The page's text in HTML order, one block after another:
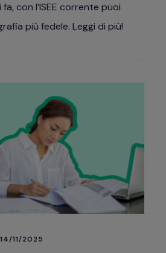
con l’ISEE corrente puoi
più fedele. Leggi di più!
14/11/2025